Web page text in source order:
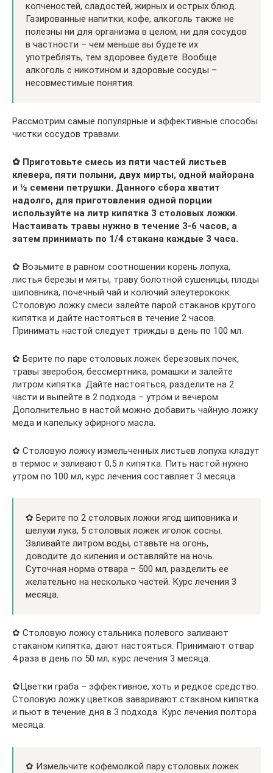
копченостей, сладостей, жирных и острых блюд.
Газированные напитки, кофе, алкоголь также не
полезны ни для организма в целом, ни для сосудов
в частности – чем меньше вы будете их
употреблять, тем здоровее будете. Вообще
алкоголь с никотином и здоровые сосуды –
несовместимые понятия.
Рассмотрим самые популярные и эффективные способы
чистки сосудов травами.
✿ Приготовьте смесь из пяти частей листьев
клевера, пяти полыни, двух мирты, одной майорана
и ½ семени петрушки. Данного сбора хватит
надолго, для приготовления одной порции
используйте на литр кипятка 3 столовых ложки.
Настаивать травы нужно в течение 3-6 часов, а
затем принимать по 1/4 стакана каждые 3 часа.
✿ Возьмите в равном соотношении корень лопуха,
листья березы и мяты, траву болотной сушеницы, плоды
шиповника, почечный чай и колючий элеутерококк.
Столовую ложку смеси залейте парой стаканов крутого
кипятка и дайте настояться в течение 2 часов.
Принимать настой следует трижды в день по 100 мл.
✿ Берите по паре столовых ложек березовых почек,
травы зверобоя, бессмертника, ромашки и залейте
литром кипятка. Дайте настояться, разделите на 2
части и выпейте в 2 подхода – утром и вечером.
Дополнительно в настой можно добавить чайную ложку
меда и капельку эфирного масла.
✿ Столовую ложку измельченных листьев лопуха кладут
в термос и заливают 0,5 л кипятка. Пить настой нужно
утром по 100 мл, курс лечения составляет 3 месяца.
✿ Берите по 2 столовых ложки ягод шиповника и
шелухи лука, 5 столовых ложек иголок сосны.
Заливайте литром воды, ставьте на огонь,
доводите до кипения и оставляйте на ночь.
Суточная норма отвара – 500 мл, разделить ее
желательно на несколько частей. Курс лечения 3
месяца.
✿ Столовую ложку стальника полевого заливают
стаканом кипятка, дают настояться. Принимают отвар
4 раза в день по 50 мл, курс лечения 3 месяца.
✿Цветки граба – эффективное, хоть и редкое средство.
Столовую ложку цветков заваривают стаканом кипятка
и пьют в течение дня в 3 подхода. Курс лечения полтора
месяца.
✿ Измельчите кофемолкой пару столовых ложек